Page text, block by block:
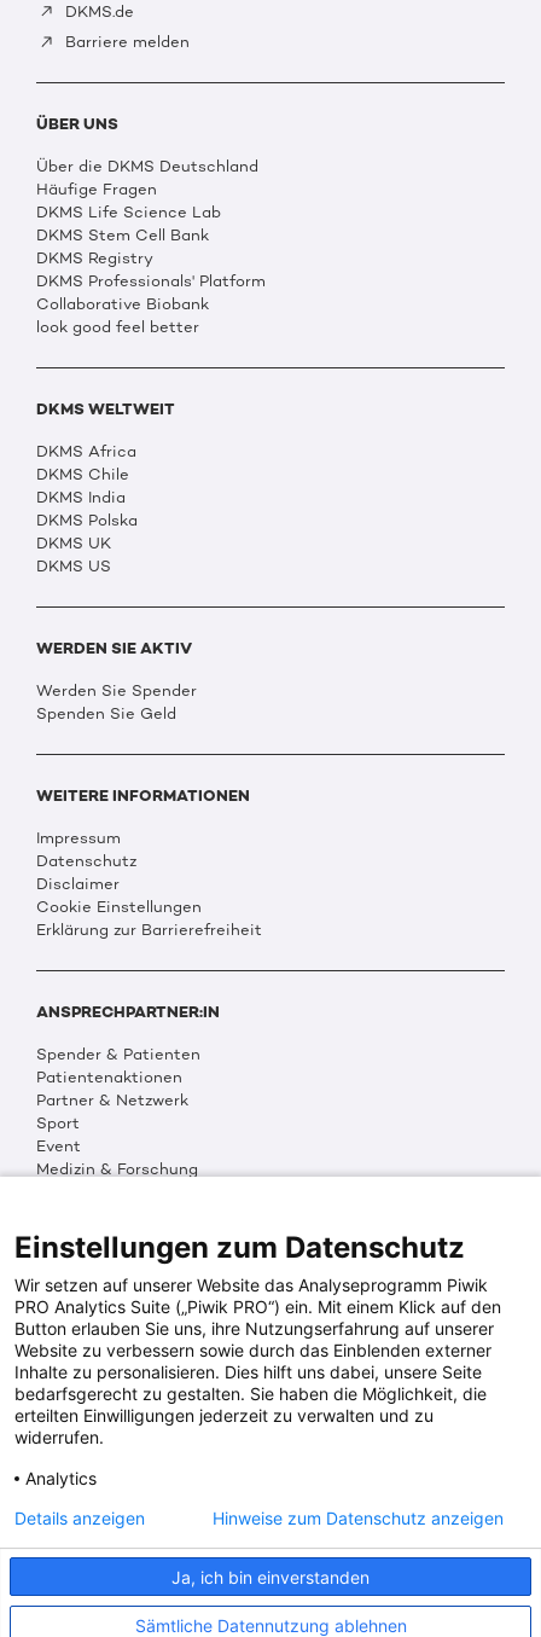
DKMS.de
Barriere melden
ÜBER UNS
Über die DKMS Deutschland
Häufige Fragen
DKMS Life Science Lab
DKMS Stem Cell Bank
DKMS Registry
DKMS Professionals' Platform
Collaborative Biobank
look good feel better
DKMS WELTWEIT
DKMS Africa
DKMS Chile
DKMS India
DKMS Polska
DKMS UK
DKMS US
WERDEN SIE AKTIV
Werden Sie Spender
Spenden Sie Geld
WEITERE INFORMATIONEN
Impressum
Datenschutz
Disclaimer
Cookie Einstellungen
Erklärung zur Barrierefreiheit
ANSPRECHPARTNER:IN
Spender & Patienten
Patientenaktionen
Partner & Netzwerk
Sport
Event
Medizin & Forschung
Multimedia
Social Media
PRESSEINFOS
Fotos & Media
Digitale Pressemappen
Patientenaktionen
DKMS SPENDENKONTO
DKMS Donor Center gGmbH
IBAN: DE64641500200000255556
BIC: SOLADES1TUB
Einstellungen zum Datenschutz
Wir setzen auf unserer Website das Analyseprogramm Piwik
PRO Analytics Suite („Piwik PRO“) ein. Mit einem Klick auf den
Button erlauben Sie uns, ihre Nutzungserfahrung auf unserer
Website zu verbessern sowie durch das Einblenden externer
Inhalte zu personalisieren. Dies hilft uns dabei, unsere Seite
bedarfsgerecht zu gestalten. Sie haben die Möglichkeit, die
erteilten Einwilligungen jederzeit zu verwalten und zu
widerrufen.
Analytics
Ja, ich bin einverstanden
Sämtliche Datennutzung ablehnen
Details anzeigen Hinweise zum Datenschutz anzeigen